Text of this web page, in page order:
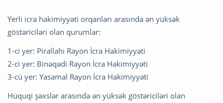
Yerli icra hakimiyyəti orqanları arasında ən yüksək
göstəriciləri olan qurumlar:
1-ci yer: Pirallahı Rayon İcra Hakimiyyəti
2-ci yer: Binəqədi Rayon İcra Hakimiyyəti
3-cü yer: Yasamal Rayon İcra Hakimiyyəti
Hüquqi şəxslər arasında ən yüksək göstəriciləri olan